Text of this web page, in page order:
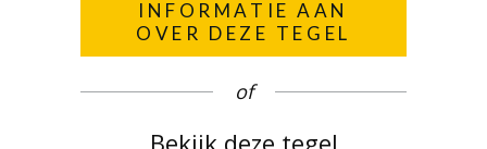
INFORMATIE AAN
OVER DEZE TEGEL
of